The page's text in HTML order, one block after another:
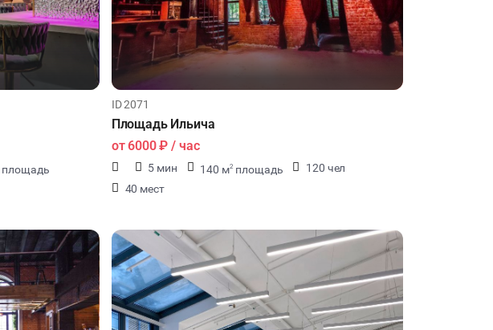
площадь
ID 2071
Площадь Ильича
от6000 ₽ / час
5 мин 140 м2 площадь
120 чел
40 мест